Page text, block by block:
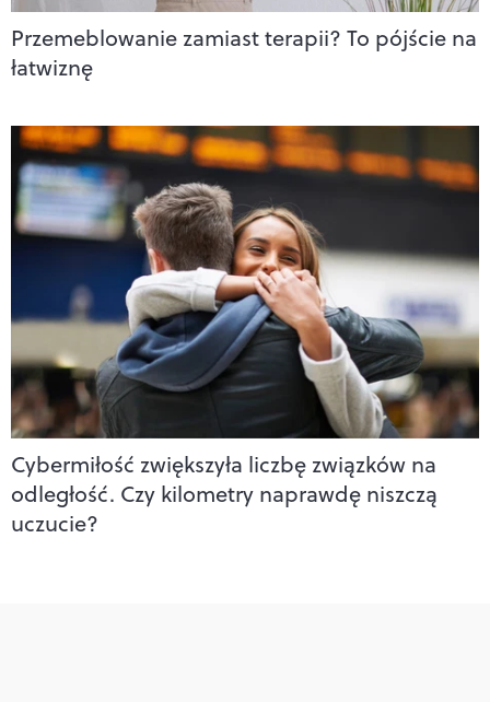
Przemeblowanie zamiast terapii? To pójście na
łatwiznę
Cybermiłość zwiększyła liczbę związków na
odległość. Czy kilometry naprawdę niszczą
uczucie?